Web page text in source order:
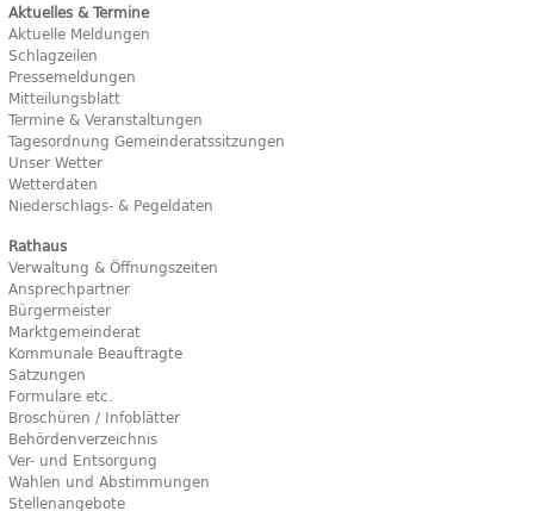
Aktuelles & Termine
Aktuelle Meldungen
Schlagzeilen
Pressemeldungen
Mitteilungsblatt
Termine & Veranstaltungen
Tagesordnung Gemeinderatssitzungen
Unser Wetter
Wetterdaten
Niederschlags- & Pegeldaten
Rathaus
Verwaltung & Öffnungszeiten
Ansprechpartner
Bürgermeister
Marktgemeinderat
Kommunale Beauftragte
Satzungen
Formulare etc.
Broschüren / Infoblätter
Behördenverzeichnis
Ver- und Entsorgung
Wahlen und Abstimmungen
Stellenangebote